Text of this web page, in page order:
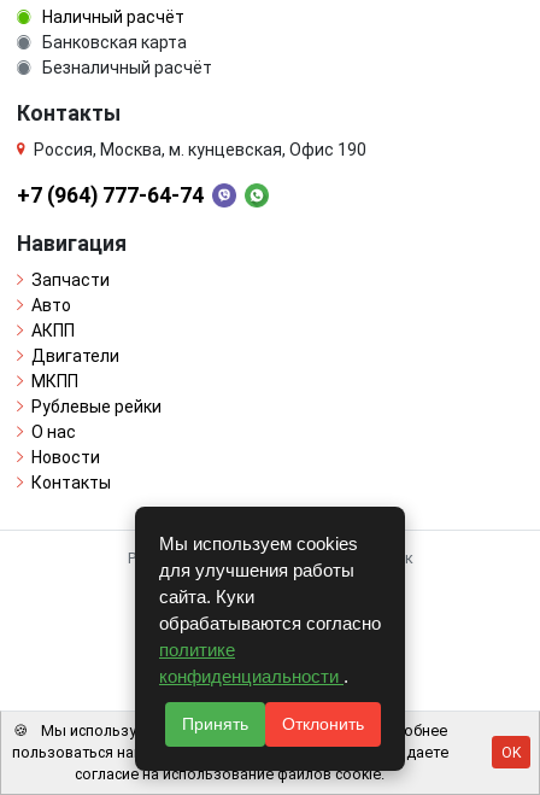
Наличный расчёт
Банковская карта
Безналичный расчёт
Контакты
Россия, Москва, м. кунцевская, Офис 190
+7 (964) 777-64-74
Навигация
Запчасти
Авто
АКПП
Двигатели
МКПП
Рублевые рейки
О нас
Новости
Контакты
Работает на системе для авторазборок
CARRO.БИЗНЕС
Полная версия
© COPYRIGHT 2026 г.
v1.1.24
Мы используем cookies
для улучшения работы
сайта. Куки
обрабатываются согласно
политике
конфиденциальности .
Принять Отклонить
🍪
Мы используем файлы cookie, чтобы вам было удобнее
пользоваться нашим сайтом. Используя наш сайт, вы даете
согласие на использование файлов cookie.
OK